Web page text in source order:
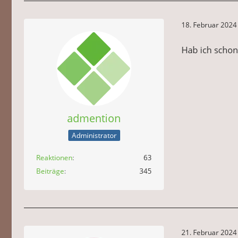
admention
Administrator
Reaktionen
63
Beiträge
345
18. Februar
Hab ich
21. Februar